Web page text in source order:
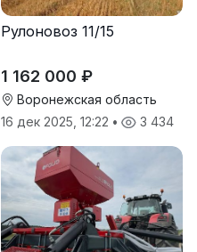
Рулоновоз 11/15
1 162 000 ₽
Воронежская область
16 дек 2025, 12:22 • 3 434